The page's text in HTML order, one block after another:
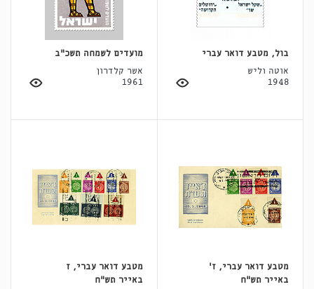
בול, מטבע דואר עברי
אוטה וליש
1948
מועדים לשמחה תשכ"ב
אשר קלדרון
1961
מטבע דואר עברי, ז'
באייר תש"ח
מטבע דואר עברי, ז
באייר תש"ח